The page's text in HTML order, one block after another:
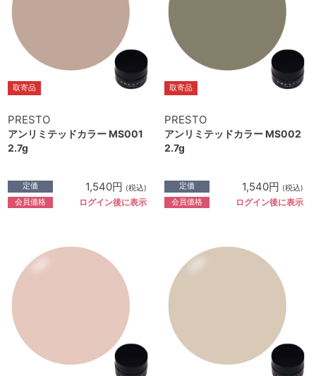
取寄品
PRESTO
アンリミテッドカラー MS001
2.7g
定価 1,540円 (税込)
会員価格 ログイン後に表示
取寄品
PRESTO
アンリミテッドカラー MS002
2.7g
定価 1,540円 (税込)
会員価格 ログイン後に表示